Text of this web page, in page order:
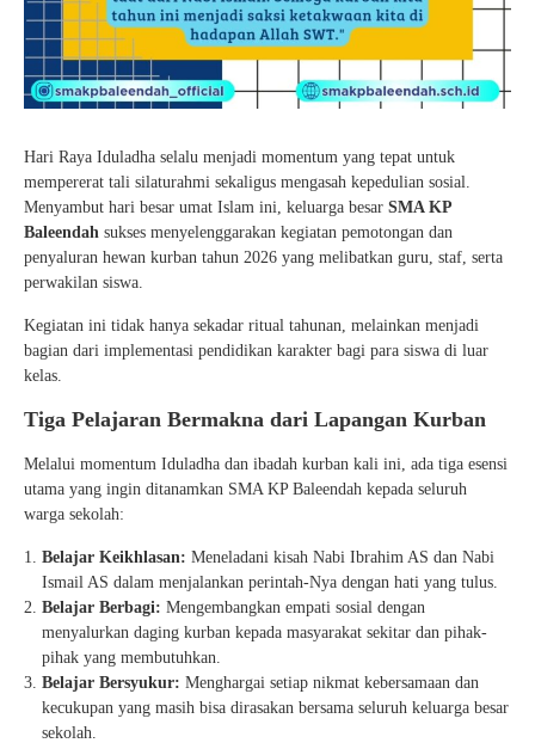
Hari Raya Iduladha selalu menjadi momentum yang tepat untuk
mempererat tali silaturahmi sekaligus mengasah kepedulian sosial.
Menyambut hari besar umat Islam ini, keluarga besar SMA KP
Baleendah sukses menyelenggarakan kegiatan pemotongan dan
penyaluran hewan kurban tahun 2026 yang melibatkan guru, staf, serta
perwakilan siswa.
Kegiatan ini tidak hanya sekadar ritual tahunan, melainkan menjadi
bagian dari implementasi pendidikan karakter bagi para siswa di luar
kelas.
Tiga Pelajaran Bermakna dari Lapangan Kurban
Melalui momentum Iduladha dan ibadah kurban kali ini, ada tiga esensi
utama yang ingin ditanamkan SMA KP Baleendah kepada seluruh
warga sekolah:
Belajar Keikhlasan: Meneladani kisah Nabi Ibrahim AS dan Nabi
Ismail AS dalam menjalankan perintah-Nya dengan hati yang tulus.
Belajar Berbagi: Mengembangkan empati sosial dengan
menyalurkan daging kurban kepada masyarakat sekitar dan pihak-
pihak yang membutuhkan.
Belajar Bersyukur: Menghargai setiap nikmat kebersamaan dan
kecukupan yang masih bisa dirasakan bersama seluruh keluarga besar
sekolah.